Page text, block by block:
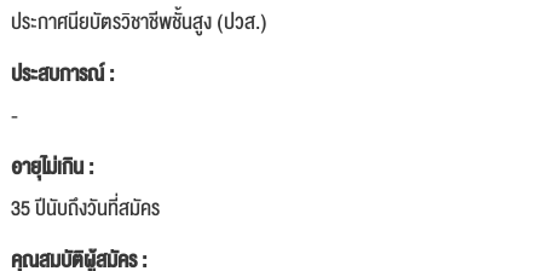
ประกาศนียบัตรวิชาชีพชั้นสูง (ปวส.)
ประสบการณ์ :
-
อายุไม่เกิน :
35 ปีนับถึงวันที่สมัคร
คุณสมบัติผู้สมัคร :